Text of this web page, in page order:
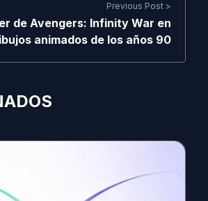
Previous Post >
de Avengers: Infinity War en
animados de los años 90